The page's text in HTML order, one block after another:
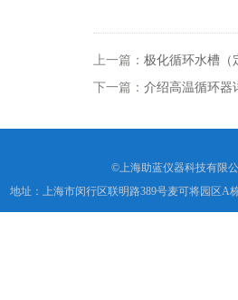
上一篇： 极化循环水槽（
下一篇： 介绍高温循环器
©上海助蓝仪器科技有限
地址：上海市闵行区联明路389号麦可将园区A